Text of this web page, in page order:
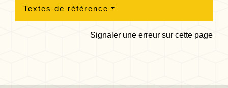
Textes de référence
Signaler une erreur sur cette page